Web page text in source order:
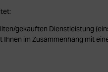
gekauften Dienstleistung
im Zusammenhang mit